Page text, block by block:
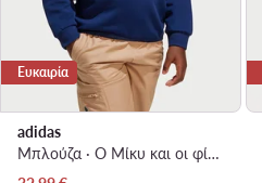
Ευκαιρία
adidas
Μπλούζα · Ο Μίκυ και οι φίλοι του · Σκούρο μπλε